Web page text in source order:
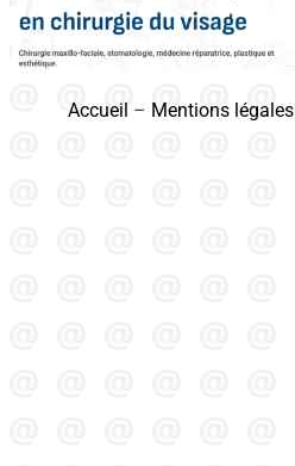
Accueil – Mentions légales